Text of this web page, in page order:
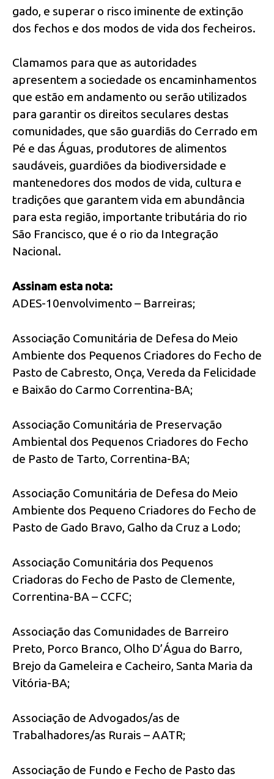
gado, e superar o risco iminente de extinção
dos fechos e dos modos de vida dos fecheiros.
Clamamos para que as autoridades
apresentem a sociedade os encaminhamentos
que estão em andamento ou serão utilizados
para garantir os direitos seculares destas
comunidades, que são guardiãs do Cerrado em
Pé e das Águas, produtores de alimentos
saudáveis, guardiões da biodiversidade e
mantenedores dos modos de vida, cultura e
tradições que garantem vida em abundância
para esta região, importante tributária do rio
São Francisco, que é o rio da Integração
Nacional.
Assinam esta nota:
ADES-10envolvimento – Barreiras;
Associação Comunitária de Defesa do Meio
Ambiente dos Pequenos Criadores do Fecho de
Pasto de Cabresto, Onça, Vereda da Felicidade
e Baixão do Carmo Correntina-BA;
Associação Comunitária de Preservação
Ambiental dos Pequenos Criadores do Fecho
de Pasto de Tarto, Correntina-BA;
Associação Comunitária de Defesa do Meio
Ambiente dos Pequeno Criadores do Fecho de
Pasto de Gado Bravo, Galho da Cruz a Lodo;
Associação Comunitária dos Pequenos
Criadoras do Fecho de Pasto de Clemente,
Correntina-BA – CCFC;
Associação das Comunidades de Barreiro
Preto, Porco Branco, Olho D’Água do Barro,
Brejo da Gameleira e Cacheiro, Santa Maria da
Vitória-BA;
Associação de Advogados/as de
Trabalhadores/as Rurais – AATR;
Associação de Fundo e Fecho de Pasto das